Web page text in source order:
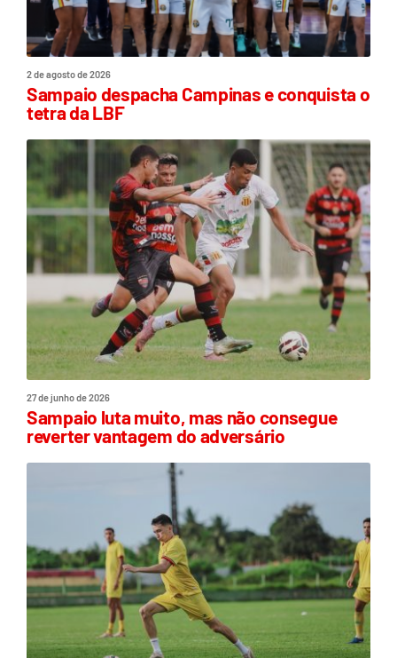
2 de agosto de 2026
Sampaio despacha Campinas e conquista o
tetra da LBF
27 de junho de 2026
Sampaio luta muito, mas não consegue
reverter vantagem do adversário